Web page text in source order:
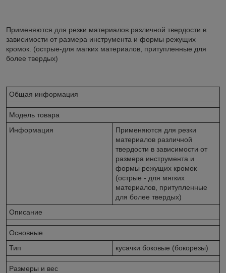
Применяются для резки материалов различной твердости в
зависимости от размера инструмента и формы режущих
кромок. (острые-для магких материалов, притупленные для
более твердых)
Общая информация
Модель товара
Информация
Применяются для резки
материалов различной
твердости в зависимости от
размера инструмента и
формы режущих кромок
(острые - для мягких
материалов, притупленные
для более твердых)
Описание
Основные
Тип
кусачки боковые (бокорезы)
Размеры и вес